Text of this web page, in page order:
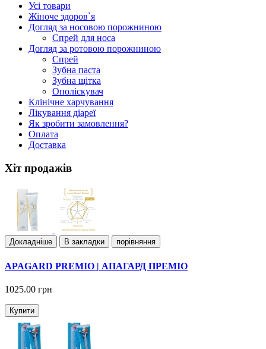
Усi товари
Жіноче здоров`я
Догляд за носовою порожниною
Спрей для носа
Догляд за ротовою порожниною
Спрей
Зубна паста
Зубна щiтка
Ополіскувач
Клiнiчне харчування
Лiкування дiареї
Як зробити замовлення?
Оплата
Доставка
Хіт продажів
Докладнiше В закладки порівняння
APAGARD PREMIO | АПАГАРД ПРЕМІО
1025.00 грн
Купити